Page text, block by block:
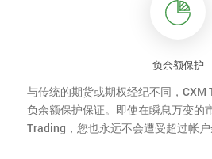
负余额保护
与传统的期货或期权经纪不同，
负余额保护保证。即使在瞬息万变的
Trading ，您也永远不会遭受超过帐